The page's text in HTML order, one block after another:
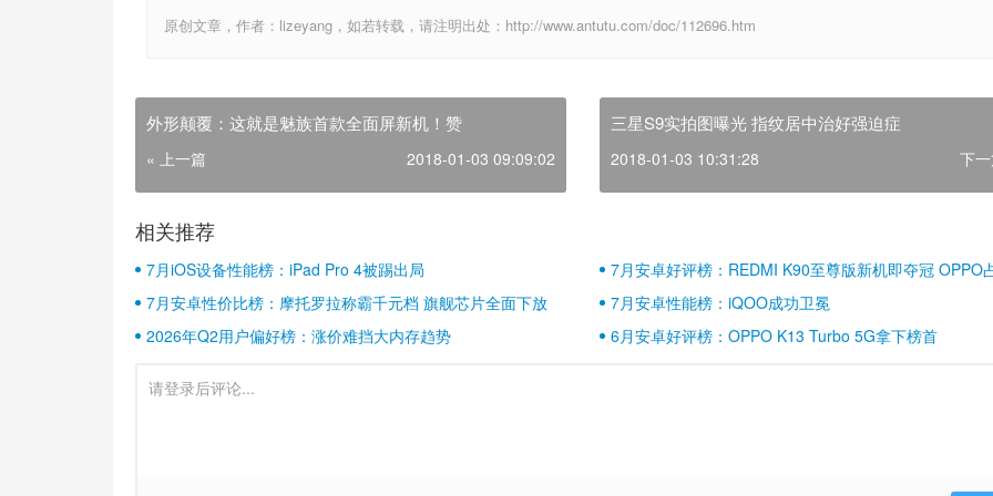
原创文章，作者：lizeyang，如若转载，请注明出处：http://www.antutu.com/doc/112696.htm
外形颠覆：这就是魅族首款全面屏新机！赞
« 上一篇 2018-01-03 09:09:02
三星S9实拍图曝光 指纹居中治好强迫症
2018-01-03 10:31:28 下
相关推荐
7月iOS设备性能榜：iPad Pro 4被踢出局
7月安卓好评榜：REDMI K90至尊版新机即夺冠 OPPO
壁江山
7月安卓性价比榜：摩托罗拉称霸千元档 旗舰芯片全面下放
7月安卓性能榜：iQOO成功卫冕
2026年Q2用户偏好榜：涨价难挡大内存趋势
6月安卓好评榜：OPPO K13 Turbo 5G拿下榜首